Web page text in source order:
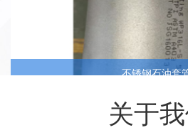
不锈钢石油套
关于